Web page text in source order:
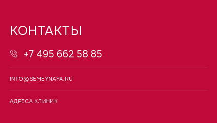
КОНТАКТЫ
+7 495 662 58 85
INFO@SEMEYNAYA.RU
АДРЕСА КЛИНИК